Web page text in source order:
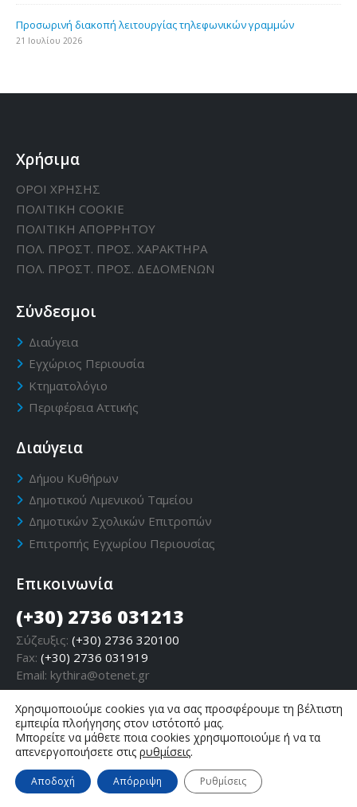
Προσωρινή διακοπή λειτουργίας τηλεφωνικών γραμμών
21 Ιουλίου 2026
Χρήσιμα
ΟΡΟΙ ΧΡΗΣΗΣ
ΠΟΛΙΤΙΚΗ CΟΟΚΙΕ
ΠΟΛΙΤΙΚΗ ΑΠΟΡΡΗΤΟΥ
ΠΟΛ. ΠΡΟΣΤ. ΠΡΟΣ. ΧΑΡΑΚΤΗΡΑ
ΠΟΛ. ΠΡΟΣΤ. ΠΡΟΣ. ΔΕΔΟΜΕΝΩΝ
Σύνδεσμοι
Διαύγεια
Εγχώριος Περιουσία
Κτηματολόγιο
Περιφέρεια Αττικής
Διαύγεια
Δήμου Κυθήρων
Δημοτικού Λιμενικού Ταμείου
Δημοτικών Σχολικών Επιτροπών
Επιτροπής Εγχωρίου Περιουσίας
Επικοινωνία
(+30) 2736 031213
Σύζευξις: (+30) 2736 320100
Fax: (+30) 2736 031919
Email: kythira@otenet.gr
Δήμος Κυθήρων - Επίσημη ιστοσελίδα © Copyright 2019
Χρησιμοποιούμε cookies για να σας προσφέρουμε τη βέλτιστη
εμπειρία πλοήγησης στον ιστότοπό μας.
Μπορείτε να μάθετε ποια cookies χρησιμοποιούμε ή να τα
απενεργοποιήσετε στις ρυθμίσεις.
Αποδοχή Απόρριψη Ρυθμίσεις